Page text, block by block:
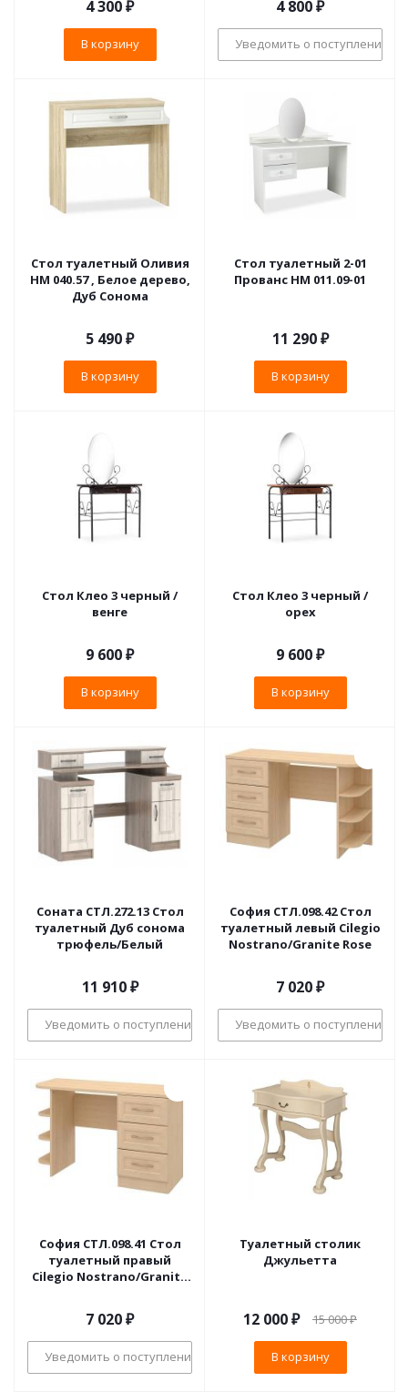
4 300₽
В корзину
4 800₽
Уведомить о поступлении
Стол туалетный Оливия
НМ 040.57 , Белое дерево,
Дуб Сонома
5 490₽
В корзину
Стол туалетный 2-01
Прованс НМ 011.09-01
11 290₽
В корзину
Стол Клео 3 черный /
венге
9 600₽
В корзину
Стол Клео 3 черный /
орех
9 600₽
В корзину
Соната СТЛ.272.13 Стол
туалетный Дуб сонома
трюфель/Белый
11 910₽
Уведомить о поступлении
София СТЛ.098.42 Стол
туалетный левый Cilegio
Nostrano/Granite Rose
7 020₽
Уведомить о поступлении
София СТЛ.098.41 Стол
туалетный правый
Cilegio Nostrano/Granite
7 020₽
Уведомить о поступлении
Туалетный столик
Джульетта
12 000₽ 15 000₽
В корзину